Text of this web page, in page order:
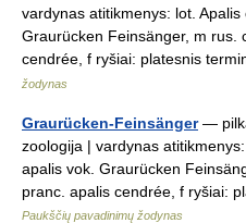
vardynas atitikmenys: lot.
Graurücken Feinsänger, m rus.
cendrée, f ryšiai: platesnis
žodynas
Graurücken-Feinsänger—
zoologija | vardynas
apalis vok. Graurücken
pranc. apalis cendrée, f ryšiai:
Paukščių pavadinimų žodynas